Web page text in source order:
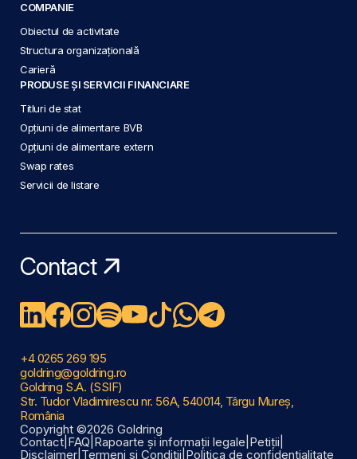
COMPANIE
Obiectul de activitate
Structura organizațională
Carieră
PRODUSE ȘI SERVICII FINANCIARE
Titluri de stat
Opțiuni de alimentare BVB
Opțiuni de alimentare extern
Swap rates
Servicii de listare
Contact
+4 0265 269 195
goldring@goldring.ro
Goldring S.A. (SSIF)
Str. Tudor Vladimirescu nr. 56A, 540014, Târgu Mureș,
România
Copyright ©2026 Goldring
Contact FAQ Rapoarte și informații legale Petiții
Disclaimer Termeni și Condiții Politica de confidențialitate